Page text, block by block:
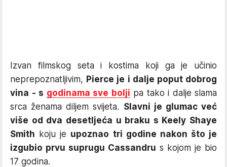
Izvan filmskog seta i kostima koji ga je učinio
neprepoznatljivim, Pierce je i dalje poput dobrog
vina - s godinama sve bolji pa tako i dalje slama
srca ženama diljem svijeta. Slavni je glumac već
više od dva desetljeća u braku s Keely Shaye
Smith koju je upoznao tri godine nakon što je
izgubio prvu suprugu Cassandru s kojom je bio
17 godina.